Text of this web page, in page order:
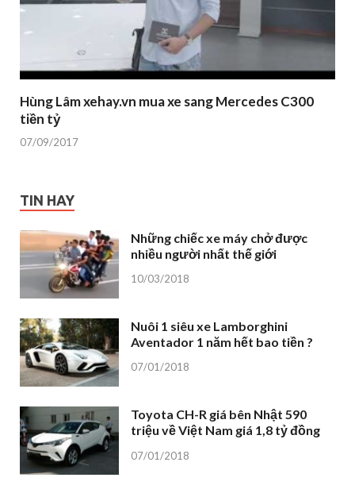
Hùng Lâm xehay.vn mua xe sang Mercedes C300
tiền tỷ
07/09/2017
TIN HAY
Những chiếc xe máy chở được
nhiều người nhất thế giới
10/03/2018
Nuôi 1 siêu xe Lamborghini
Aventador 1 năm hết bao tiền ?
07/01/2018
Toyota CH-R giá bên Nhật 590
triệu về Việt Nam giá 1,8 tỷ đồng
07/01/2018